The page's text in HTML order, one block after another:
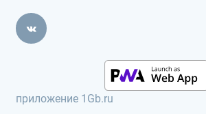
приложение 1Gb.ru